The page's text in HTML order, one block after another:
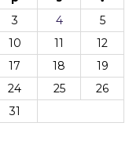
3 4
5
10 11
12
17 18
19
24 25
26
31